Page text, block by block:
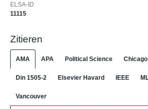
ELSA-ID
11115
Zitieren
AMA APA Political Science
Din 1505-2 Elsevier Havard IEEE
Vancouver